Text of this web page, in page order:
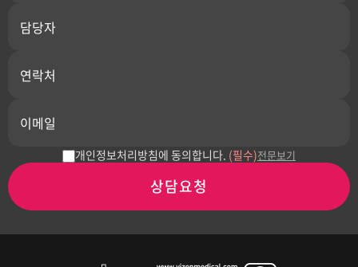
개인정보처리방침에 동의합니다. (필수)전문보기
상담요청